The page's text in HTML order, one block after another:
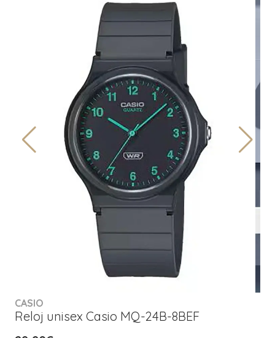
CASIO
Reloj unisex Casio MQ-24B-8BEF